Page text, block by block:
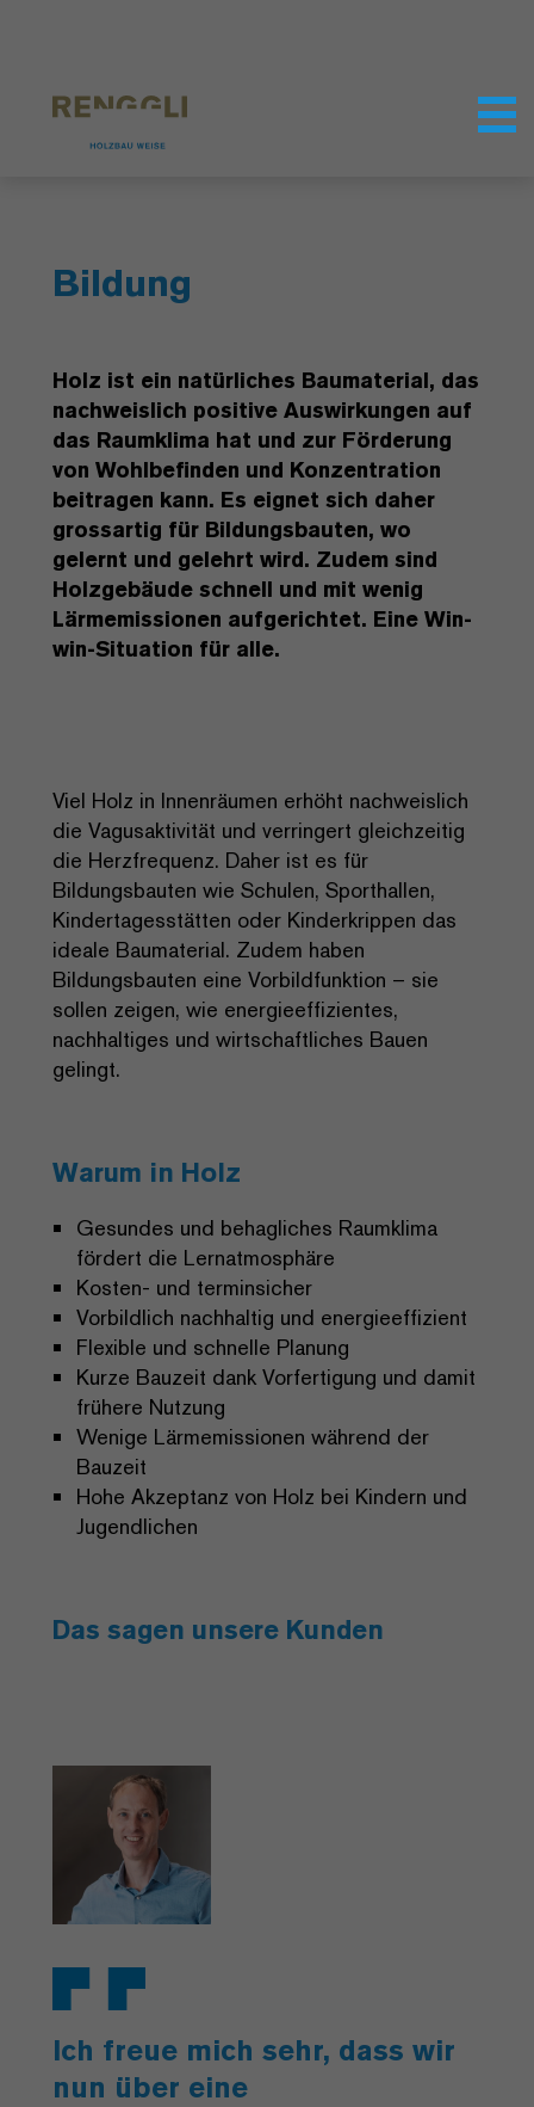
Bildung
Holz ist ein natürliches Baumaterial, das
nachweislich positive Auswirkungen auf
das Raumklima hat und zur Förderung
von Wohlbefinden und Konzentration
beitragen kann. Es eignet sich daher
grossartig für Bildungsbauten, wo
gelernt und gelehrt wird. Zudem sind
Holzgebäude schnell und mit wenig
Lärmemissionen aufgerichtet. Eine Win-
win-Situation für alle.
Viel Holz in Innenräumen erhöht nachweislich
die Vagusaktivität und verringert gleichzeitig
die Herzfrequenz. Daher ist es für
Bildungsbauten wie Schulen, Sporthallen,
Kindertagesstätten oder Kinderkrippen das
ideale Baumaterial. Zudem haben
Bildungsbauten eine Vorbildfunktion – sie
sollen zeigen, wie energieeffizientes,
nachhaltiges und wirtschaftliches Bauen
gelingt.
Warum in Holz
Gesundes und behagliches Raumklima
fördert die Lernatmosphäre
Kosten- und terminsicher
Vorbildlich nachhaltig und energieeffizient
Flexible und schnelle Planung
Kurze Bauzeit dank Vorfertigung und damit
frühere Nutzung
Wenige Lärmemissionen während der
Bauzeit
Hohe Akzeptanz von Holz bei Kindern und
Jugendlichen
Das sagen unsere Kunden
Ich freue mich sehr, dass wir
nun über eine